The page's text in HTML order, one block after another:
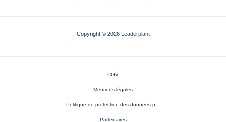
Copyright © 2026 Leaderplant
CGV
Mentions légales
Politique de protection des données p...
Partenaires